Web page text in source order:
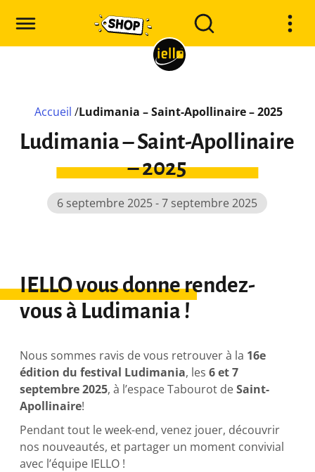
Accueil /Ludimania – Saint-Apollinaire – 2025
Ludimania – Saint-Apollinaire
– 2025
6 septembre 2025 - 7 septembre 2025
IELLO vous donne rendez-
vous à Ludimania !
Nous sommes ravis de vous retrouver à la 16e
édition du festival Ludimania, les6 et 7
septembre 2025, à l’espace Tabourot deSaint-
Apollinaire!
Pendant tout le week-end, venez jouer, découvrir
nos nouveautés, et partager un moment convivial
avec l’équipe IELLO !